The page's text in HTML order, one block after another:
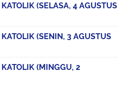
(SELASA, 4 AGUSTUS
(SENIN, 3 AGUSTUS
(MINGGU, 2